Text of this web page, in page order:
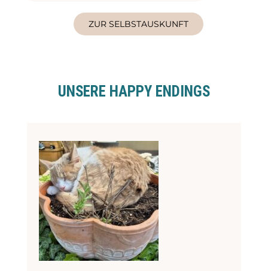
ZUR SELBSTAUSKUNFT
UNSERE HAPPY ENDINGS